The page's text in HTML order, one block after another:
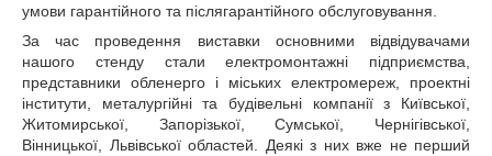
умови гарантійного та післягарантійного обслуговування.
За час проведення виставки основними відвідувачами
нашого стенду стали електромонтажні підприємства,
представники обленерго і міських електромереж, проектні
інститути, металургійні та будівельні компанії з Київської,
Житомирської, Запорізької, Сумської, Чернігівської,
Вінницької, Львівської областей. Деякі з них вже не перший